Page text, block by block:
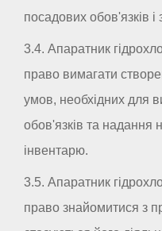
посадових обов'язків і
3.4. Апаратник
право вимагати
умов, необхідних для
обов'язків та надання
інвентарю.
3.5. Апаратник
право знайомитися з